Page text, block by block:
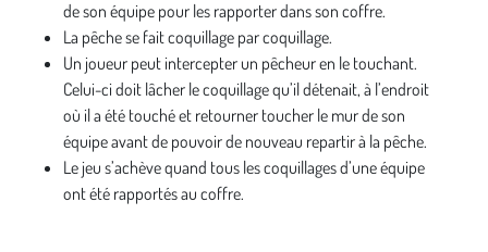
de son équipe pour les rapporter dans son coffre.
La pêche se fait coquillage par coquillage.
Un joueur peut intercepter un pêcheur en le touchant.
Celui-ci doit lâcher le coquillage qu’il détenait, à l’endroit
où il a été touché et retourner toucher le mur de son
équipe avant de pouvoir de nouveau repartir à la pêche.
Le jeu s’achève quand tous les coquillages d’une équipe
ont été rapportés au coffre.